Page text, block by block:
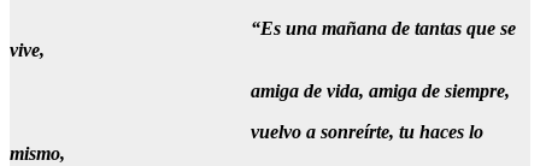
“Es una mañana de tantas que se
vive,
amiga de vida, amiga de siempre,
vuelvo a sonreírte, tu haces lo
mismo,